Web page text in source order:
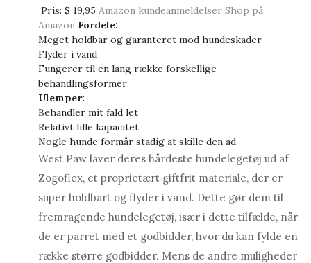
Pris: $ 19,95 Amazon kundeanmeldelser Shop på
Amazon Fordele:
Meget holdbar og garanteret mod hundeskader
Flyder i vand
Fungerer til en lang række forskellige
behandlingsformer
Ulemper:
Behandler mit fald let
Relativt lille kapacitet
Nogle hunde formår stadig at skille den ad
West Paw laver deres hårdeste hundelegetøj ud af
Zogoflex, et proprietært giftfrit materiale, der er
super holdbart og flyder i vand. Dette gør dem til
fremragende hundelegetøj, især i dette tilfælde, når
de er parret med et godbidder, hvor du kan fylde en
række større godbidder. Mens de andre muligheder